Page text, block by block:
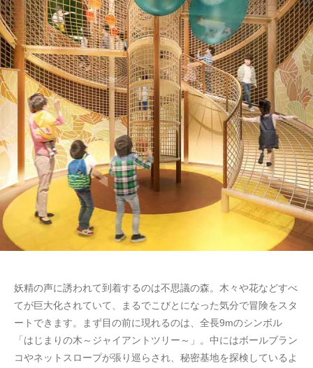
妖精の声に誘われて到着するのは不思議の森。木々や花などすべ
てが巨大化されていて、まるでこびとになった気分で冒険をスタ
ートできます。まず目の前に現れるのは、全長9mのシンボル
「はじまりの木～ジャイアントツリー～」。中にはボールブラン
コやネットスロープが張り巡らされ、秘密基地を探検しているよ